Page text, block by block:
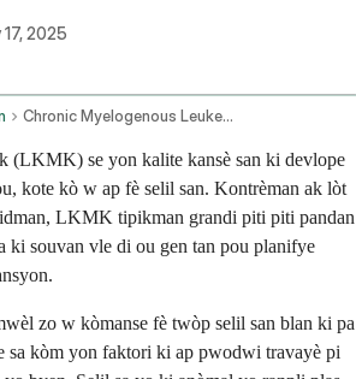
2025
Chronic Myelogenous Leukemia
(LKMK) se yon kalite kansè san ki devlope
kote kò w ap fè selil san. Kontrèman ak lòt
LKMK tipikman grandi piti piti pandan
ki souvan vle di ou gen tan pou planifye
zo w kòmanse fè twòp selil san blan ki pa
sa kòm yon faktori ki ap pwodwi travayè pi